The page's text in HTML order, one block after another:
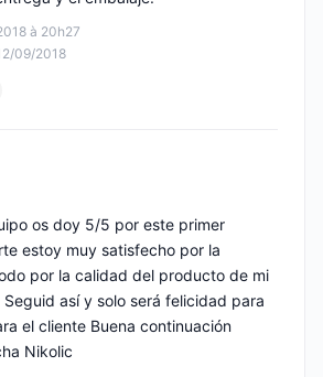
à 20h27
09/2018
os doy 5/5 por este primer
estoy muy satisfecho por la
por la calidad del producto de mi
Seguid así y solo será felicidad para
el cliente Buena continuación
Nikolic